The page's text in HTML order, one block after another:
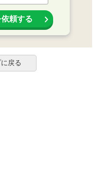
頼する
戻る